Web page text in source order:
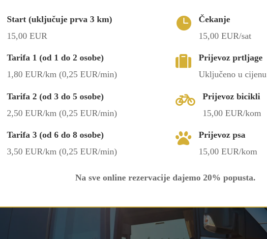
Start (uključuje prva 3 km)
15,00 EUR
Tarifa 1 (od 1 do 2 osobe)
1,80 EUR/km (0,25 EUR/min)
Tarifa 2 (od 3 do 5 osobe)
2,50 EUR/km (0,25 EUR/min)
Tarifa 3 (od 6 do 8 osobe)
3,50 EUR/km (0,25 EUR/min)

Čekanje
15,00 EUR/sat

Prijevoz prtljage
Uključeno u cijenu

Prijevoz bicikli
15,00 EUR/kom

Prijevoz psa
15,00 EUR/kom
Na sve online rezervacije dajemo 20% popusta.